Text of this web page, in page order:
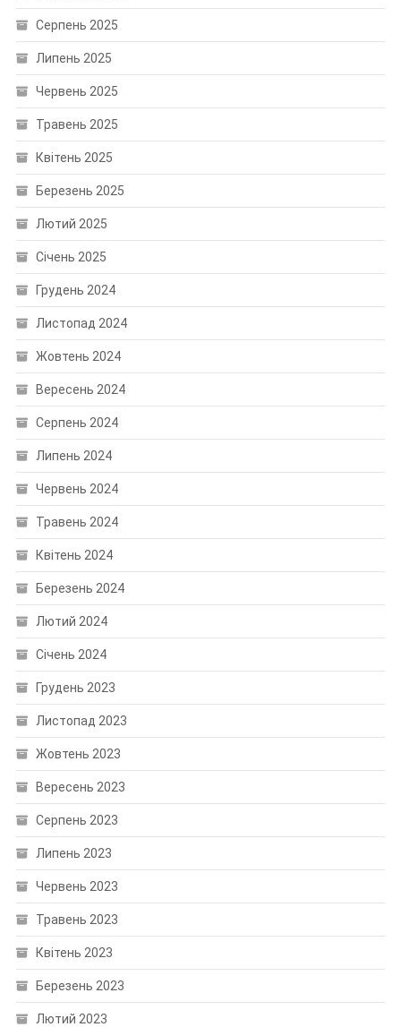
Серпень 2025
Липень 2025
Червень 2025
Травень 2025
Квітень 2025
Березень 2025
Лютий 2025
Січень 2025
Грудень 2024
Листопад 2024
Жовтень 2024
Вересень 2024
Серпень 2024
Липень 2024
Червень 2024
Травень 2024
Квітень 2024
Березень 2024
Лютий 2024
Січень 2024
Грудень 2023
Листопад 2023
Жовтень 2023
Вересень 2023
Серпень 2023
Липень 2023
Червень 2023
Травень 2023
Квітень 2023
Березень 2023
Лютий 2023